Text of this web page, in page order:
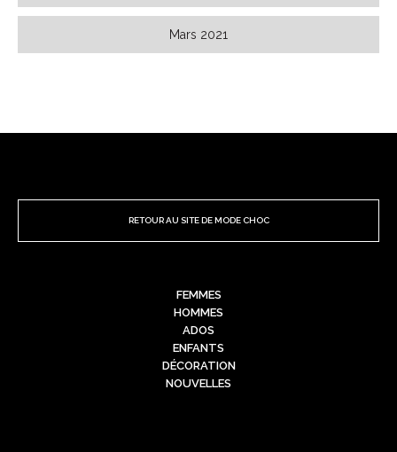
Mars 2021
RETOUR AU SITE DE MODE CHOC
FEMMES
HOMMES
ADOS
ENFANTS
DÉCORATION
NOUVELLES